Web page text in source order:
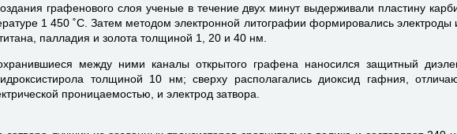
графенового слоя ученые в течение двух минут выдерживали пластину
1 450 ˚C. Затем методом электронной литографии формировались электроды
палладия и золота толщиной 1, 20 и 40 нм.
между ними каналы открытого графена наносился защитный
толщиной 10 нм; сверху располагались диоксид гафния,
проницаемостью, и электрод затвора.